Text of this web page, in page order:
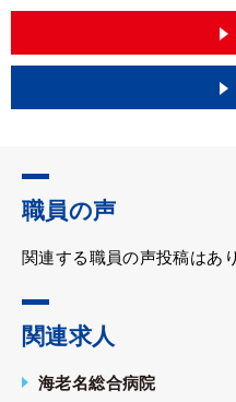
職員の声
関連する職員の声投稿はあ
関連求人
海老名総合病院